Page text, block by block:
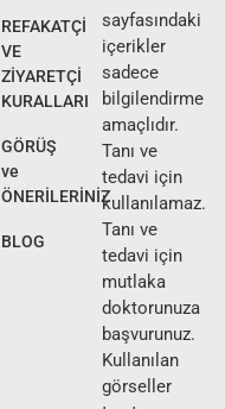
REFAKATÇİ
VE
ZİYARETÇİ
KURALLARI
GÖRÜŞ
ve
ÖNERİLERİNİZ
BLOG
sayfasındaki
içerikler
sadece
bilgilendirme
amaçlıdır.
Tanı ve
tedavi için
kullanılamaz.
Tanı ve
tedavi için
mutlaka
doktorunuza
başvurunuz.
Kullanılan
görseller